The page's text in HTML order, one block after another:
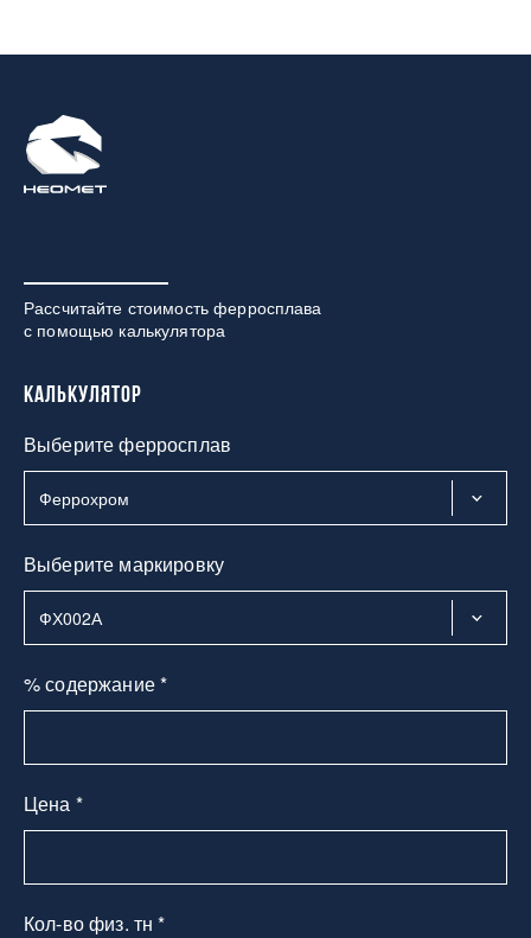
Рассчитайте стоимость ферросплава
с помощью калькулятора
Калькулятор
Выберите ферросплав
Выберите маркировку
% содержание *
Цена *
Кол-во физ. тн *